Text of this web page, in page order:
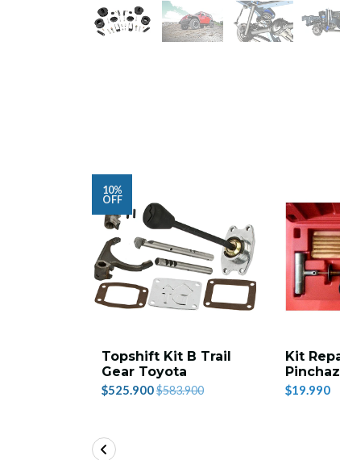
10%
OFF
Topshift Kit B Trail
Gear Toyota
$525.900$583.900
Kit
$19.990